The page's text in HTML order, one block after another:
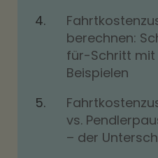
berechnen:
für-Schritt mit
Beispielen
vs.
– der